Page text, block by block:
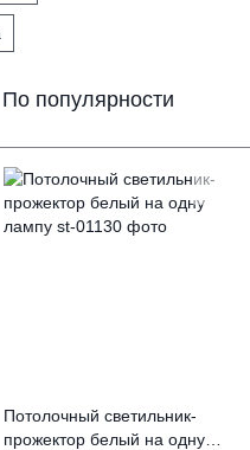
По популярности
Потолочный светильник-
прожектор белый на одну